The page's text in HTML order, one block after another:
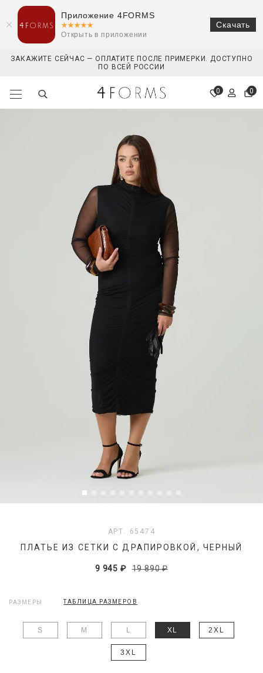
ЗАКАЖИТЕ СЕЙЧАС — ОПЛАТИТЕ ПОСЛЕ ПРИМЕРКИ. ДОСТУПНО
ПО ВСЕЙ РОССИИ
0 0
АРТ. 65474
ПЛАТЬЕ ИЗ СЕТКИ С ДРАПИРОВКОЙ, ЧЕРНЫЙ
9 945 ₽ 19 890 ₽
РАЗМЕРЫ ТАБЛИЦА РАЗМЕРОВ
S M L XL 2XL
3XL
Приложение 4FORMS
Открыть в приложении
Скачать